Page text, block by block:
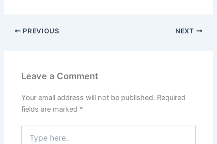
PREVIOUS NEXT
Leave a Comment
Your email address will not be published. Required
fields are marked *
here..